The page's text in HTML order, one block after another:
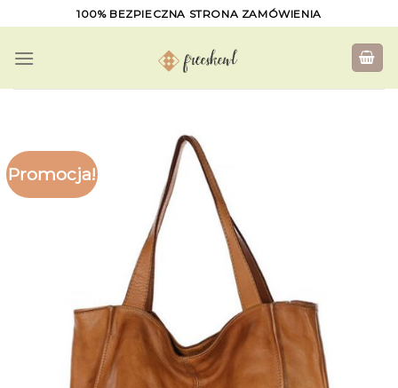
to
content
100% BEZPIECZNA STRONA ZAMÓWIENIA
Promocja!